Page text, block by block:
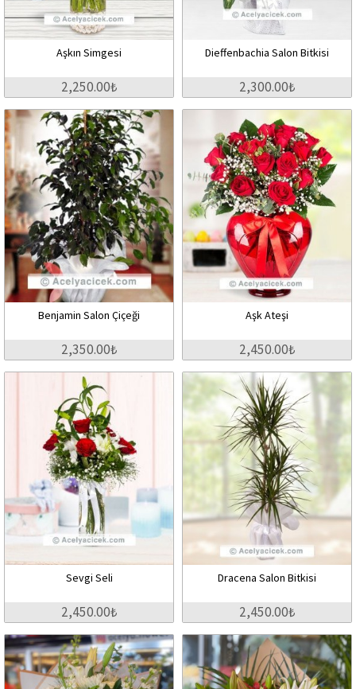
Aşkın Simgesi
2,250.00₺
Dieffenbachia Salon Bitkisi
2,300.00₺
Benjamin Salon Çiçeği
2,350.00₺
Aşk Ateşi
2,450.00₺
Sevgi Seli
2,450.00₺
Dracena Salon Bitkisi
2,450.00₺